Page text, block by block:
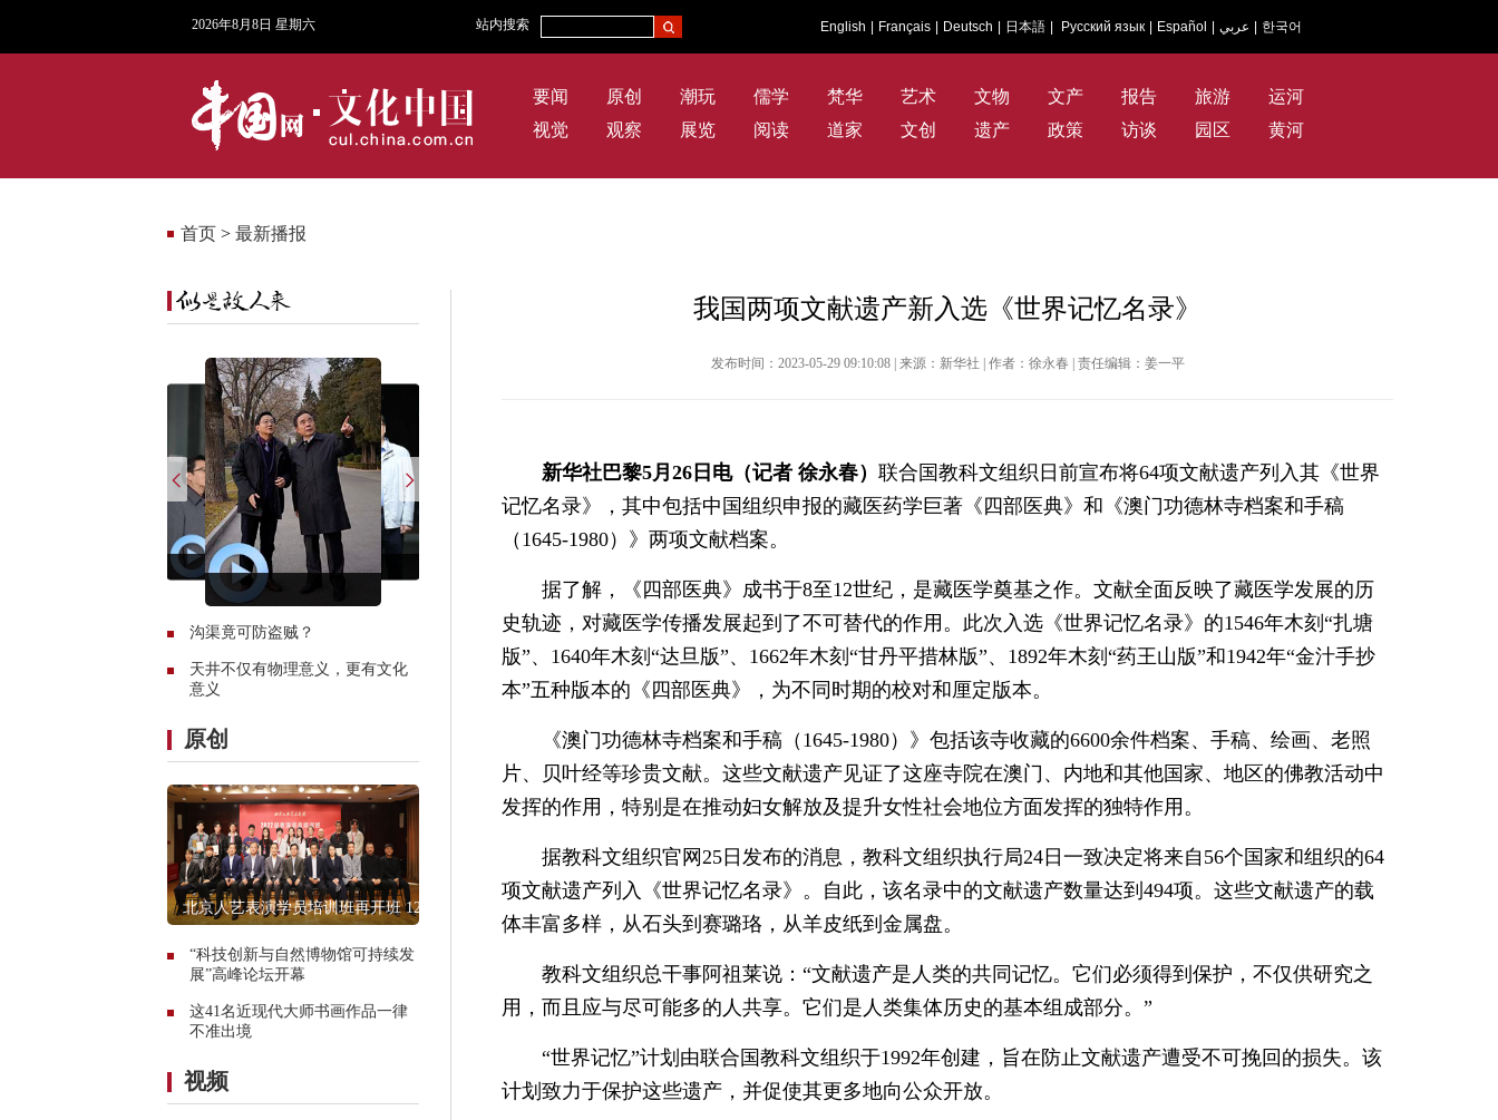
2026年8月8日 星期六 站内搜索 English Français Deutsch 日本語 Русский язык Español عربي 한국어
要闻 原创 潮玩 儒学 梵华 艺术 文物 文产 报告 旅游
运河
视觉
观察 展览 阅读 道家 文创 遗产 政策 访谈 园区 黄河
首页 > 最新播报
沟渠竟可防盗贼？
天井不仅有物理意义，更有文化
意义
原创
北京人艺表演学员培训班再开班 12
“科技创新与自然博物馆可持续发
展”高峰论坛开幕
这41名近现代大师书画作品一律
不准出境
视频
我国两项文献遗产新入选《世界记忆名录》
发布时间：2023-05-29 09:10:08 | 来源：新华社 | 作者：徐永春 | 责任编辑：姜一平
新华社巴黎5月26日电（记者 徐永春） 联合国教科文组织日前宣布将64项文献遗产列入其《世界
记忆名录》，其中包括中国组织申报的藏医药学巨著《四部医典》和《澳门功德林寺档案和手稿
（1645-1980）》两项文献档案。
据了解，《四部医典》成书于8至12世纪，是藏医学奠基之作。文献全面反映了藏医学发展的历
史轨迹，对藏医学传播发展起到了不可替代的作用。此次入选《世界记忆名录》的1546年木刻“扎塘
版”、1640年木刻“达旦版”、1662年木刻“甘丹平措林版”、1892年木刻“药王山版”和1942年“金汁手抄
本”五种版本的《四部医典》，为不同时期的校对和厘定版本。
《澳门功德林寺档案和手稿（1645-1980）》包括该寺收藏的6600余件档案、手稿、绘画、老照
片、贝叶经等珍贵文献。这些文献遗产见证了这座寺院在澳门、内地和其他国家、地区的佛教活动中
发挥的作用，特别是在推动妇女解放及提升女性社会地位方面发挥的独特作用。
据教科文组织官网25日发布的消息，教科文组织执行局24日一致决定将来自56个国家和组织的64
项文献遗产列入《世界记忆名录》。自此，该名录中的文献遗产数量达到494项。这些文献遗产的载
体丰富多样，从石头到赛璐珞，从羊皮纸到金属盘。
教科文组织总干事阿祖莱说：“文献遗产是人类的共同记忆。它们必须得到保护，不仅供研究之
用，而且应与尽可能多的人共享。它们是人类集体历史的基本组成部分。”
“世界记忆”计划由联合国教科文组织于1992年创建，旨在防止文献遗产遭受不可挽回的损失。该
计划致力于保护这些遗产，并促使其更多地向公众开放。